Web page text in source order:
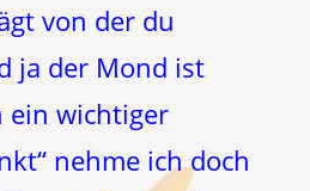
von der du
ja der Mond ist
ein wichtiger
nehme ich doch